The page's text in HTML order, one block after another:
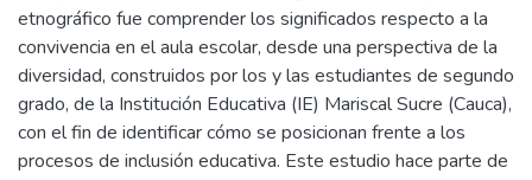
etnográfico fue comprender los significados respecto a la
convivencia en el aula escolar, desde una perspectiva de la
diversidad, construidos por los y las estudiantes de segundo
grado, de la Institución Educativa (IE) Mariscal Sucre (Cauca),
con el fin de identificar cómo se posicionan frente a los
procesos de inclusión educativa. Este estudio hace parte de